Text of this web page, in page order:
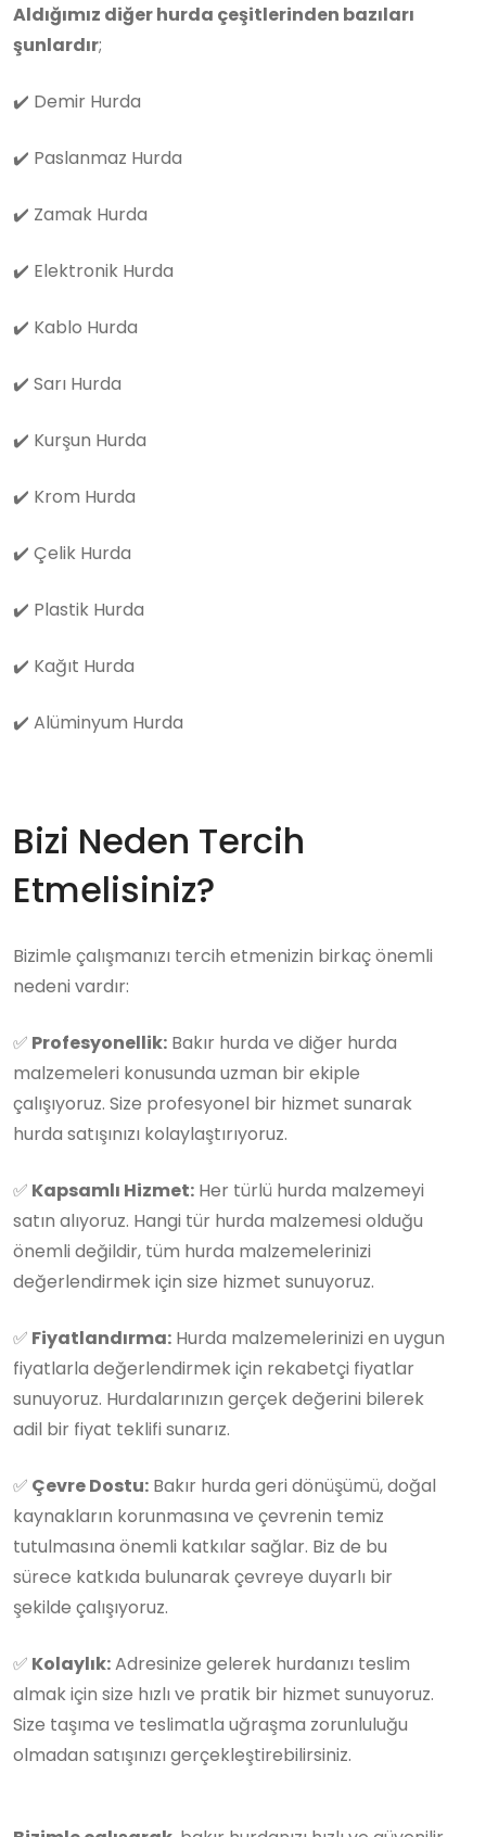
Aldığımız diğer hurda çeşitlerinden bazıları
şunlardır;
✔️ Demir Hurda
✔️ Paslanmaz Hurda
✔️ Zamak Hurda
✔️ Elektronik Hurda
✔️ Kablo Hurda
✔️ Sarı Hurda
✔️ Kurşun Hurda
✔️ Krom Hurda
✔️ Çelik Hurda
✔️ Plastik Hurda
✔️ Kağıt Hurda
✔️ Alüminyum Hurda
Bizi Neden Tercih
Etmelisiniz?
Bizimle çalışmanızı tercih etmenizin birkaç önemli
nedeni vardır:
✅ Profesyonellik: Bakır hurda ve diğer hurda
malzemeleri konusunda uzman bir ekiple
çalışıyoruz. Size profesyonel bir hizmet sunarak
hurda satışınızı kolaylaştırıyoruz.
✅ Kapsamlı Hizmet: Her türlü hurda malzemeyi
satın alıyoruz. Hangi tür hurda malzemesi olduğu
önemli değildir, tüm hurda malzemelerinizi
değerlendirmek için size hizmet sunuyoruz.
✅ Fiyatlandırma: Hurda malzemelerinizi en uygun
fiyatlarla değerlendirmek için rekabetçi fiyatlar
sunuyoruz. Hurdalarınızın gerçek değerini bilerek
adil bir fiyat teklifi sunarız.
✅ Çevre Dostu: Bakır hurda geri dönüşümü, doğal
kaynakların korunmasına ve çevrenin temiz
tutulmasına önemli katkılar sağlar. Biz de bu
sürece katkıda bulunarak çevreye duyarlı bir
şekilde çalışıyoruz.
✅ Kolaylık:Adresinize gelerek hurdanızı teslim
almak için size hızlı ve pratik bir hizmet sunuyoruz.
Size taşıma ve teslimatla uğraşma zorunluluğu
olmadan satışınızı gerçekleştirebilirsiniz.